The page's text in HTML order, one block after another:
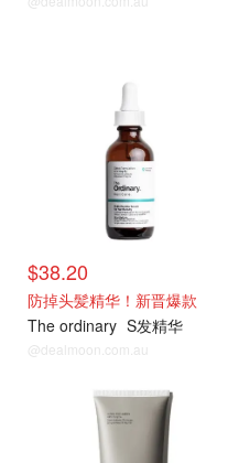
$38.20
防掉头髪精华！新晋爆款
The ordinary S发精华
@dealmoon.com.au